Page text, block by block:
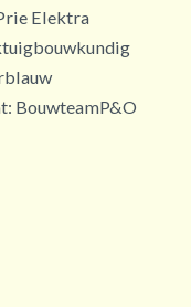
Elektra
BouwteamP&O